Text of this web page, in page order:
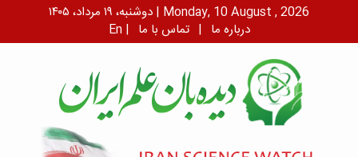
دوشنبه، ۱۹ مرداد، ۱۴۰۵ | Monday, 10 August , 2026
En | درباره ما | تماس با ما